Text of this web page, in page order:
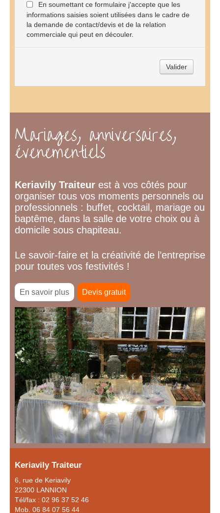
En soumettant ce formulaire j'accepte que les
informations saisies soient utilisées dans le cadre de
la demande de contact/devis et de la relation
commerciale qui peut en découler.
Valider
Mariages, anniversaires,
évenementiels
Keriavily Traiteur est à vos côtés pour
organiser tous vos moments personnels ou
professionnels : buffet, cocktail, mariage ou
baptême, dans la salle de votre choix ou à
domicile sous chapiteau.
Le savoir-faire et la créativité de l’entreprise
pour toutes vos festivités !
En savoir plus Devis gratuit
Keriavily Traiteur
6, rue de Keriavily
22300 LANNION
Tél/fax : 02 96 37 52 46
Mob. 06 84 07 56 44